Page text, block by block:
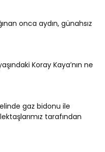
onca aydın, günahsız
Koray Kaya’nın ne
gaz bidonu ile
tarafından